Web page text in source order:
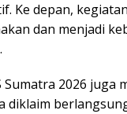
Ke depan,
dan menjadi
Sumatra 2026 juga
diklaim